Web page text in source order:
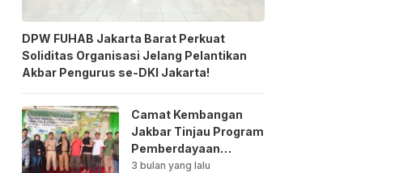
DPW FUHAB Jakarta Barat Perkuat
Soliditas Organisasi Jelang Pelantikan
Akbar Pengurus se-DKI Jakarta!
Camat Kembangan
Jakbar Tinjau Program
Pemberdayaan
Lingkungan di Bale
3 bulan yang lalu